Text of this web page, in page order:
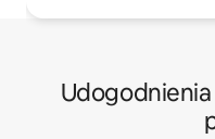
Udogodnienia